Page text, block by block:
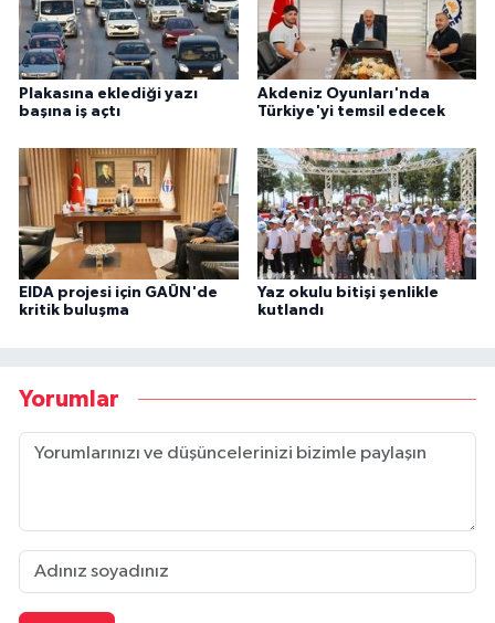
Plakasına eklediği yazı
başına iş açtı
Akdeniz Oyunları'nda
Türkiye'yi temsil edecek
EIDA projesi için GAÜN'de
kritik buluşma
Yaz okulu bitişi şenlikle
kutlandı
Yorumlar